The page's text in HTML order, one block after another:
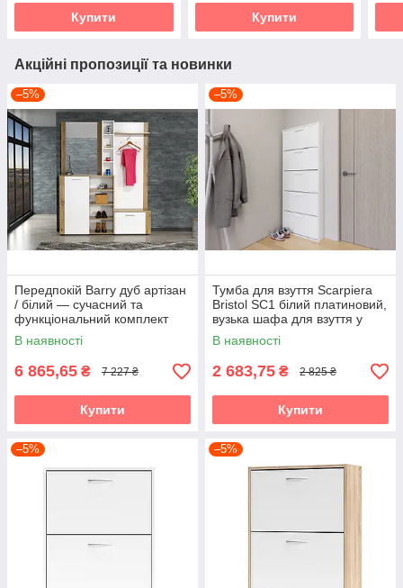
Купити Купити
Акційні пропозиції та новинки
–5%
Передпокій Barry дуб артізан
/ білий — сучасний та
функціональний комплект
для коридору Accord
В наявності
6 865,65 ₴ 7 227 ₴
Купити
–5%
Тумба для взуття Scarpiera
Bristol SC1 білий платиновий,
вузька шафа для взуття у
передпокій Accord
В наявності
2 683,75 ₴ 2 825 ₴
Купити
–5% –5%